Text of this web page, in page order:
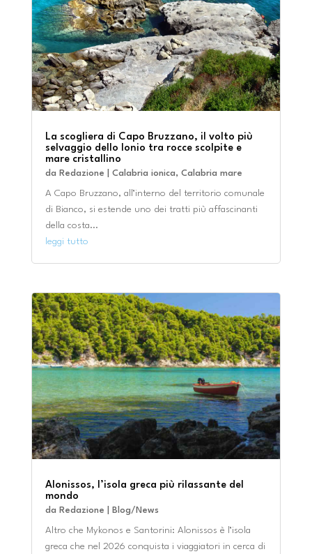
La scogliera di Capo Bruzzano, il volto più
selvaggio dello Ionio tra rocce scolpite e
mare cristallino
da Redazione Calabria ionica, Calabria mare
A Capo Bruzzano, all’interno del territorio comunale
di Bianco, si estende uno dei tratti più affascinanti
della costa...
leggi tutto
Alonissos, l’isola greca più rilassante del
mondo
da Redazione Blog/News
Altro che Mykonos e Santorini: Alonissos è l’isola
greca che nel 2026 conquista i viaggiatori in cerca di